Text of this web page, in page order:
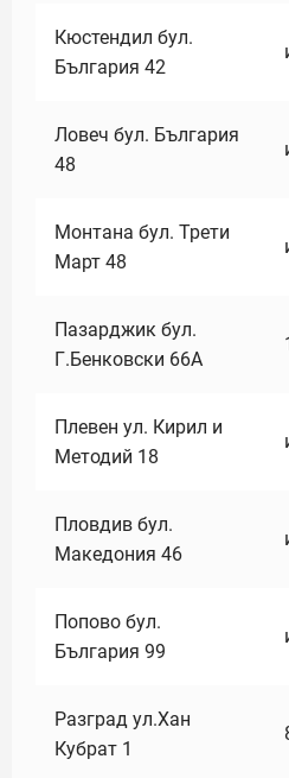
Кюстендил бул.
България 42
Ловеч бул. България
48
Монтана бул. Трети
Март 48
Пазарджик бул.
Г.Бенковски 66А
Плевен ул. Кирил и
Методий 18
Пловдив бул.
Македония 46
Попово бул.
България 99
Разград ул.Хан
Кубрат 1